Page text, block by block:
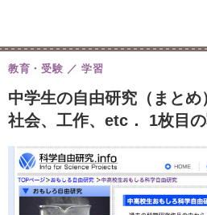
中学生の自由研究（まとめ
社会、工作、etc． 1枚目
教育・受験 学習